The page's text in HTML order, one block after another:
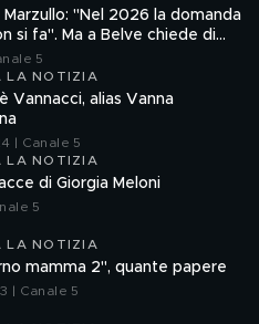
Marzullo: "Nel 2026 la domanda
si fa". Ma a Belve chiede di
5
LA NOTIZIA
Vannacci, alias Vanna
| Canale 5
LA NOTIZIA
di Giorgia Meloni
5
LA NOTIZIA
mamma 2", quante papere
| Canale 5